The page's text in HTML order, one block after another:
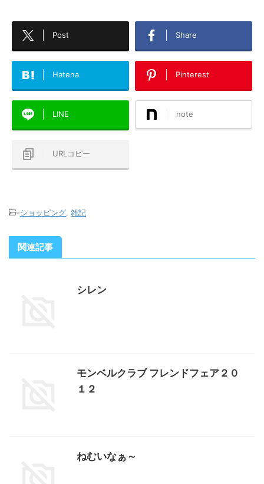
Post Share
Hatena Pinterest
LINE note
URLコピー
-ショッピング 雑記
関連記事
シレン
モンベルクラブ フレンドフェア２０
１２
ねむいなぁ～